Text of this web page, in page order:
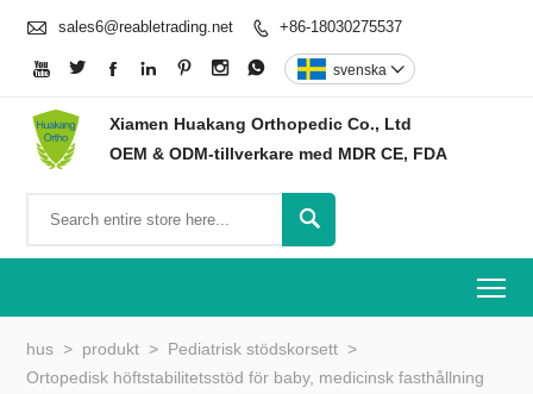
 sales6@reabletrading.net  +86-18030275537
       svenska 
Xiamen Huakang Orthopedic Co., Ltd
OEM & ODM-tillverkare med MDR CE, FDA

hus > produkt > Pediatrisk stödskorsett >
Ortopedisk höftstabilitetsstöd för baby, medicinsk fasthållning